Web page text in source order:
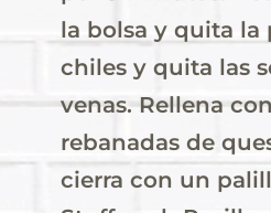
la bolsa y quita la
chiles y quita las
venas. Rellena
rebanadas de
cierra con un